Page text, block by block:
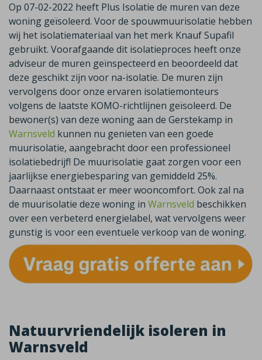
Op 07-02-2022 heeft Plus Isolatie de muren van deze
woning geïsoleerd. Voor de spouwmuurisolatie hebben
wij het isolatiemateriaal van het merk Knauf Supafil
gebruikt. Voorafgaande dit isolatieproces heeft onze
adviseur de muren geïnspecteerd en beoordeeld dat
deze geschikt zijn voor na-isolatie. De muren zijn
vervolgens door onze ervaren isolatiemonteurs
volgens de laatste KOMO-richtlijnen geïsoleerd. De
bewoner(s) van deze woning aan de Gerstekamp in
Warnsveld kunnen nu genieten van een goede
muurisolatie, aangebracht door een professioneel
isolatiebedrijf! De muurisolatie gaat zorgen voor een
jaarlijkse energiebesparing van gemiddeld 25%.
Daarnaast ontstaat er meer wooncomfort. Ook zal na
de muurisolatie deze woning in Warnsveld beschikken
over een verbeterd energielabel, wat vervolgens weer
gunstig is voor een eventuele verkoop van de woning.
Natuurvriendelijk isoleren in
Warnsveld